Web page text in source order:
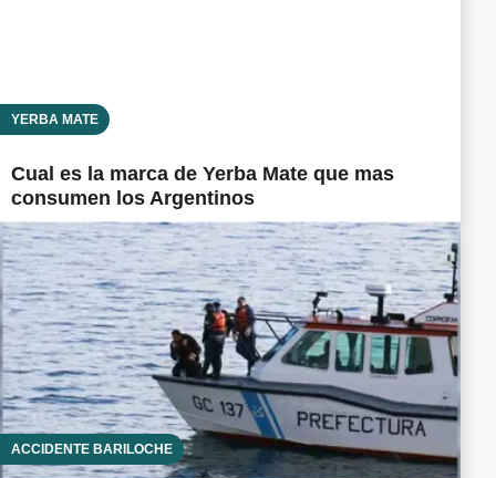
YERBA MATE
Cual es la marca de Yerba Mate que mas
consumen los Argentinos
ACCIDENTE BARILOCHE